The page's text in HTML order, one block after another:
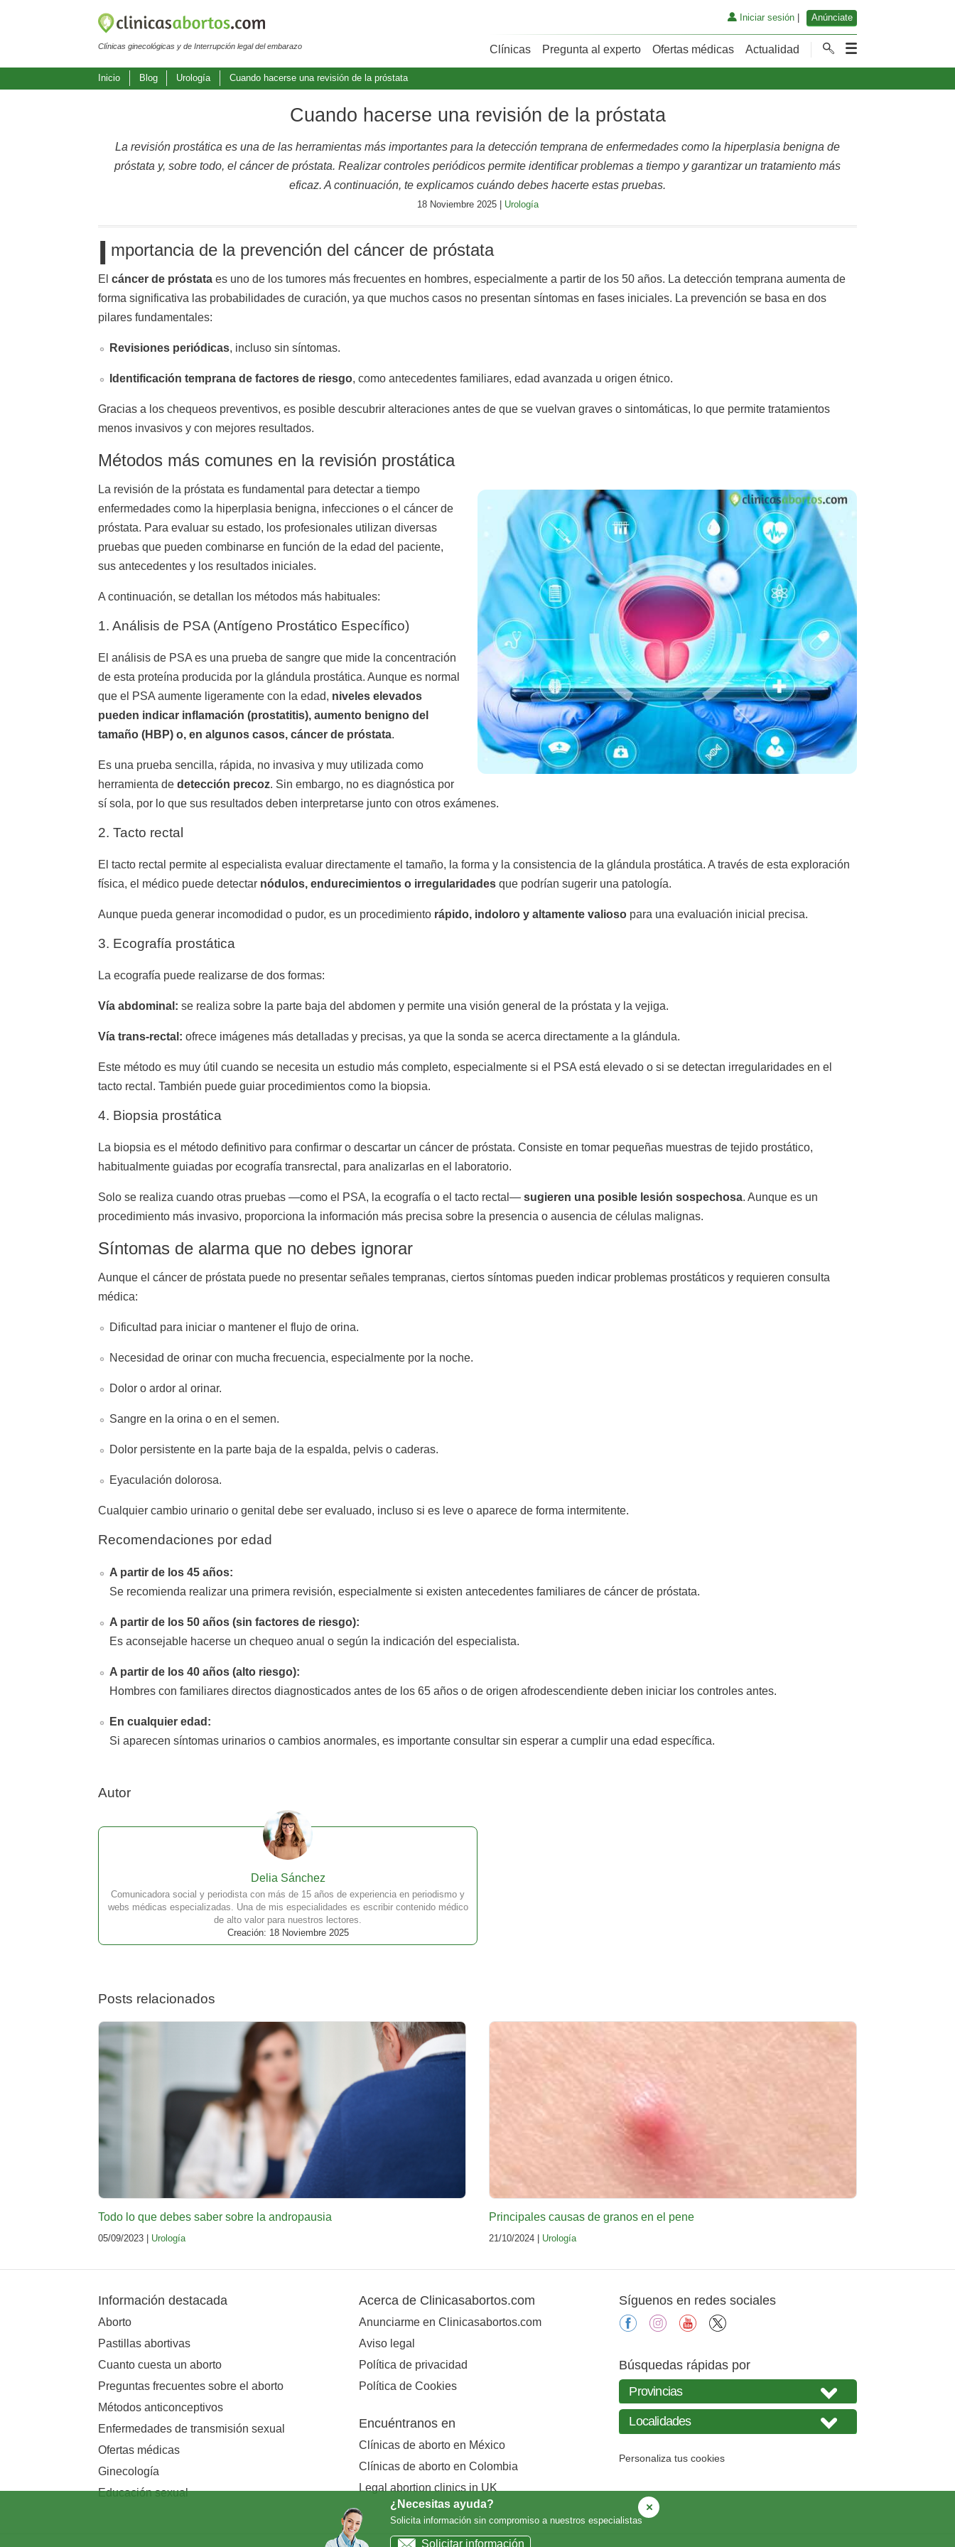
Clínicas ginecológicas y de Interrupción legal del embarazo
Iniciar sesión| Anúnciate
Clínicas Pregunta al experto Ofertas médicas Actualidad
Inicio Blog Urología Cuando hacerse una revisión de la próstata
Cuando hacerse una revisión de la próstata
La revisión prostática es una de las herramientas más importantes para la detección temprana de enfermedades como la hiperplasia benigna de
próstata y, sobre todo, el cáncer de próstata. Realizar controles periódicos permite identificar problemas a tiempo y garantizar un tratamiento más
eficaz. A continuación, te explicamos cuándo debes hacerte estas pruebas.
18 Noviembre 2025 | Urología
I mportancia de la prevención del cáncer de próstata
El cáncer de próstata es uno de los tumores más frecuentes en hombres, especialmente a partir de los 50 años. La detección temprana aumenta de
forma significativa las probabilidades de curación, ya que muchos casos no presentan síntomas en fases iniciales. La prevención se basa en dos
pilares fundamentales:
Revisiones periódicas, incluso sin síntomas.
Identificación temprana de factores de riesgo, como antecedentes familiares, edad avanzada u origen étnico.
Gracias a los chequeos preventivos, es posible descubrir alteraciones antes de que se vuelvan graves o sintomáticas, lo que permite tratamientos
menos invasivos y con mejores resultados.
Métodos más comunes en la revisión prostática
La revisión de la próstata es fundamental para detectar a tiempo
enfermedades como la hiperplasia benigna, infecciones o el cáncer de
próstata. Para evaluar su estado, los profesionales utilizan diversas
pruebas que pueden combinarse en función de la edad del paciente,
sus antecedentes y los resultados iniciales.
A continuación, se detallan los métodos más habituales:
1. Análisis de PSA (Antígeno Prostático Específico)
El análisis de PSA es una prueba de sangre que mide la concentración
de esta proteína producida por la glándula prostática. Aunque es normal
que el PSA aumente ligeramente con la edad, niveles elevados
pueden indicar inflamación (prostatitis), aumento benigno del
tamaño (HBP) o, en algunos casos, cáncer de próstata.
Es una prueba sencilla, rápida, no invasiva y muy utilizada como
herramienta de detección precoz. Sin embargo, no es diagnóstica por
sí sola, por lo que sus resultados deben interpretarse junto con otros exámenes.
2. Tacto rectal
El tacto rectal permite al especialista evaluar directamente el tamaño, la forma y la consistencia de la glándula prostática. A través de esta exploración
física, el médico puede detectar nódulos, endurecimientos o irregularidades que podrían sugerir una patología.
Aunque pueda generar incomodidad o pudor, es un procedimiento rápido, indoloro y altamente valioso para una evaluación inicial precisa.
3. Ecografía prostática
La ecografía puede realizarse de dos formas:
Vía abdominal: se realiza sobre la parte baja del abdomen y permite una visión general de la próstata y la vejiga.
Vía trans-rectal: ofrece imágenes más detalladas y precisas, ya que la sonda se acerca directamente a la glándula.
Este método es muy útil cuando se necesita un estudio más completo, especialmente si el PSA está elevado o si se detectan irregularidades en el
tacto rectal. También puede guiar procedimientos como la biopsia.
4. Biopsia prostática
La biopsia es el método definitivo para confirmar o descartar un cáncer de próstata. Consiste en tomar pequeñas muestras de tejido prostático,
habitualmente guiadas por ecografía transrectal, para analizarlas en el laboratorio.
Solo se realiza cuando otras pruebas —como el PSA, la ecografía o el tacto rectal— sugieren una posible lesión sospechosa. Aunque es un
procedimiento más invasivo, proporciona la información más precisa sobre la presencia o ausencia de células malignas.
Síntomas de alarma que no debes ignorar
Aunque el cáncer de próstata puede no presentar señales tempranas, ciertos síntomas pueden indicar problemas prostáticos y requieren consulta
médica:
Dificultad para iniciar o mantener el flujo de orina.
Necesidad de orinar con mucha frecuencia, especialmente por la noche.
Dolor o ardor al orinar.
Sangre en la orina o en el semen.
Dolor persistente en la parte baja de la espalda, pelvis o caderas.
Eyaculación dolorosa.
Cualquier cambio urinario o genital debe ser evaluado, incluso si es leve o aparece de forma intermitente.
Recomendaciones por edad
A partir de los 45 años:
Se recomienda realizar una primera revisión, especialmente si existen antecedentes familiares de cáncer de próstata.
A partir de los 50 años (sin factores de riesgo):
Es aconsejable hacerse un chequeo anual o según la indicación del especialista.
A partir de los 40 años (alto riesgo):
Hombres con familiares directos diagnosticados antes de los 65 años o de origen afrodescendiente deben iniciar los controles antes.
En cualquier edad:
Si aparecen síntomas urinarios o cambios anormales, es importante consultar sin esperar a cumplir una edad específica.
Autor
Delia Sánchez
Comunicadora social y periodista con más de 15 años de experiencia en periodismo y
webs médicas especializadas. Una de mis especialidades es escribir contenido médico
de alto valor para nuestros lectores.
Creación: 18 Noviembre 2025
Posts relacionados
Todo lo que debes saber sobre la andropausia
05/09/2023 | Urología
Principales causas de granos en el pene
21/10/2024 | Urología
¿Necesitas ayuda?
Solicita información sin compromiso a nuestros especialistas
Solicitar información
Información destacada
Aborto
Pastillas abortivas
Cuanto cuesta un aborto
Preguntas frecuentes sobre el aborto
Métodos anticonceptivos
Enfermedades de transmisión sexual
Ofertas médicas
Ginecología
Educación sexual
Acerca de Clinicasabortos.com
Anunciarme en Clinicasabortos.com
Aviso legal
Política de privacidad
Política de Cookies
Encuéntranos en
Clínicas de aborto en México
Clínicas de aborto en Colombia
Legal abortion clinics in UK
Síguenos en redes sociales
facebookinstagramyoutube
Búsquedas rápidas por
Personaliza tus cookies